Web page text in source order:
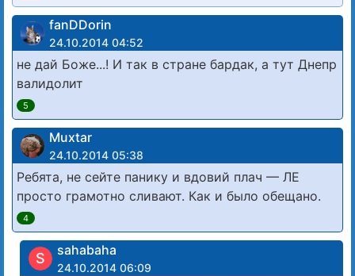
fanDDorin
24.10.2014 04:52
не дай Боже...! И так в стране бардак, а тут Днепр
валидолит
5
Muxtar
24.10.2014 05:38
Ребята, не сейте панику и вдовий плач — ЛЕ
просто грамотно сливают. Как и было обещано.
4
S sahabaha
24.10.2014 06:09